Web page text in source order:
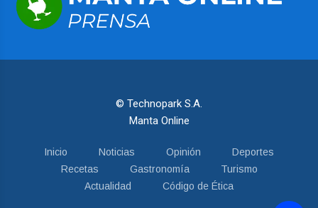
© Technopark S.A.
Manta Online
Inicio Noticias Opinión
Deportes
Recetas
Gastronomía
Turismo
Actualidad
Código de Ética